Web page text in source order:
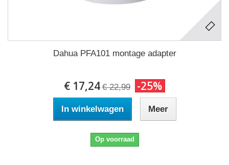
Dahua PFA101 montage adapter
€ 17,24 € 22,99 -25%
In winkelwagen Meer
Op voorraad